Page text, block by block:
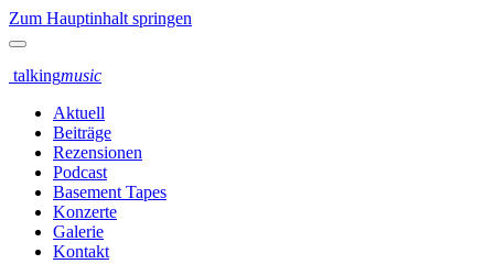
Zum Hauptinhalt springen
talkingmusic
Aktuell
Beiträge
Rezensionen
Podcast
Basement Tapes
Konzerte
Galerie
Kontakt